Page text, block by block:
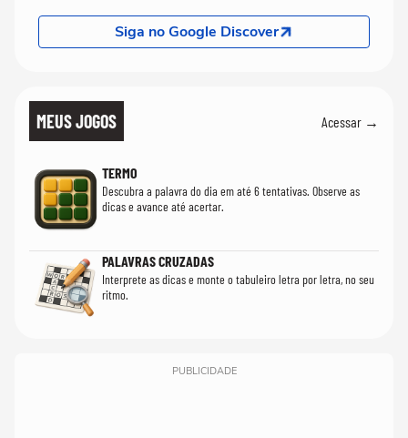
Siga no Google Discover
MEUS JOGOS Acessar →
TERMO
Descubra a palavra do dia em até 6 tentativas. Observe as
dicas e avance até acertar.
PALAVRAS CRUZADAS
Interprete as dicas e monte o tabuleiro letra por letra, no seu
ritmo.
PUBLICIDADE